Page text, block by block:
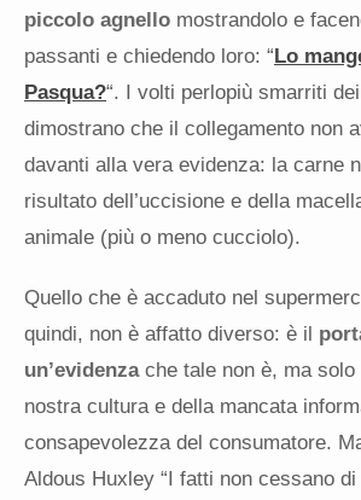
piccolo agnello mostrandolo e
passanti e chiedendo loro: “Lo
Pasqua?“. I volti perlopiù smarriti
dimostrano che il collegamento non
davanti alla vera evidenza: la carne
risultato dell’uccisione e della
animale (più o meno cucciolo).
Quello che è accaduto nel
quindi, non è affatto diverso: è il
un’evidenzache tale non è, ma solo
nostra cultura e della mancata
consapevolezza del consumatore.
Aldous Huxley “I fatti non cessano